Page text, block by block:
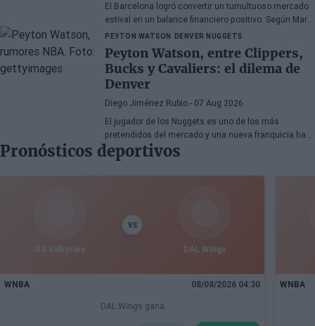
El Barcelona logró convertir un tumultuoso mercado
estival en un balance financiero positivo. Según Marc
Mundet, la sección azulgrana ingresó cerca de tres
millones de euros procedentes de salidas de
jugadores, a pesar de un proceso de transferencias
marcado por la incertidumbre y los cambios de
última hora.
PEYTON WATSON DENVER NUGGETS
Peyton Watson, entre Clippers,
Bucks y Cavaliers: el dilema de
Denver
Diego Jiménez Rubio - 07 Aug 2026
El jugador de los Nuggets es uno de los más
pretendidos del mercado y una nueva franquicia ha
entrado en la puja.
Pronósticos deportivos
GS Valkyries
VS
DAL Wings
WNBA 08/08/2026 04:30
DAL Wings gana
WNBA